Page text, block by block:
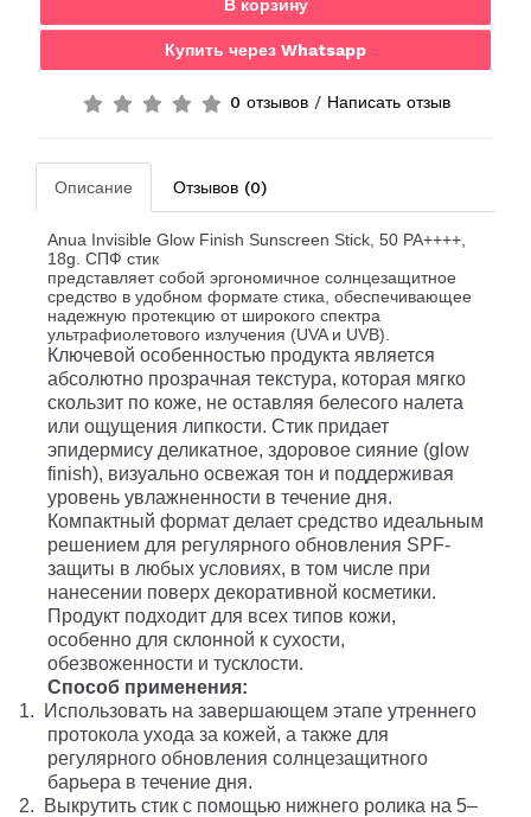
В корзину
Купить через Whatsapp
0 отзывов/ Написать отзыв
Описание Отзывов (0)
Anua Invisible Glow Finish Sunscreen Stick, 50 РА++++,
18g. СПФ стик
представляет собой эргономичное солнцезащитное
средство в удобном формате стика, обеспечивающее
надежную протекцию от широкого спектра
ультрафиолетового излучения (UVA и UVB).
Ключевой особенностью продукта является
абсолютно прозрачная текстура, которая мягко
скользит по коже, не оставляя белесого налета
или ощущения липкости. Стик придает
эпидермису деликатное, здоровое сияние (glow
finish), визуально освежая тон и поддерживая
уровень увлажненности в течение дня.
Компактный формат делает средство идеальным
решением для регулярного обновления SPF-
защиты в любых условиях, в том числе при
нанесении поверх декоративной косметики.
Продукт подходит для всех типов кожи,
особенно для склонной к сухости,
обезвоженности и тусклости.
Способ применения:
1.
Использовать на завершающем этапе утреннего
протокола ухода за кожей, а также для
регулярного обновления солнцезащитного
барьера в течение дня.
2.
Выкрутить стик с помощью нижнего ролика на 5–